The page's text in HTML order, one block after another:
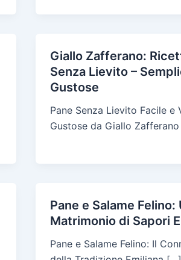
Giallo Zafferano:
Senza Lievito –
Gustose
Pane Senza Lievito Facile e
Gustose da Giallo
Pane e Salame Felino:
Matrimonio di Sapori
Pane e Salame Felino: Il